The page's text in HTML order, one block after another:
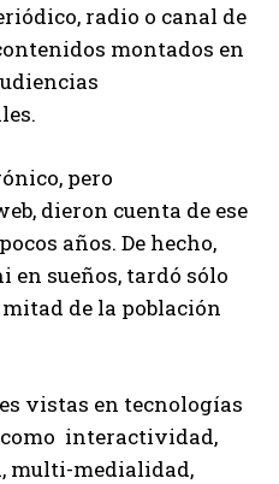
radio o canal de
montados en
pero
dieron cuenta de ese
años. De hecho,
en sueños, tardó sólo
de la población
vistas en tecnologías
como interactividad,
multi-medialidad,